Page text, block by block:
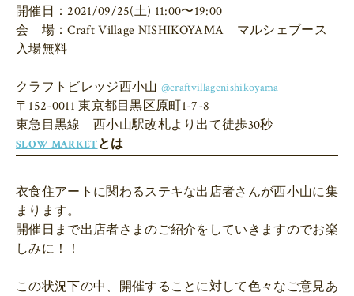
開催日：2021/09/25(土) 11:00〜19:00
会　場：Craft Village NISHIKOYAMA　マルシェブース
入場無料
クラフトビレッジ西小山 @craftvillagenishikoyama
〒152-0011 東京都目黒区原町1-7-8
SLOW MARKETとは
衣食住アートに関わるステキな出店者さんが西小山に集
まります。
開催日まで出店者さまのご紹介をしていきますのでお楽
しみに！！
この状況下の中、開催することに対して色々なご意見あ